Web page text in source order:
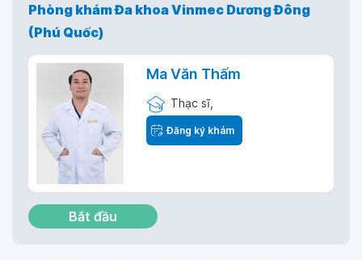
Phòng khám Đa khoa Vinmec Dương Đông
(Phú Quốc)
Ma Văn Thấm
Thạc sĩ,
Đăng ký khám
Bắt đầu